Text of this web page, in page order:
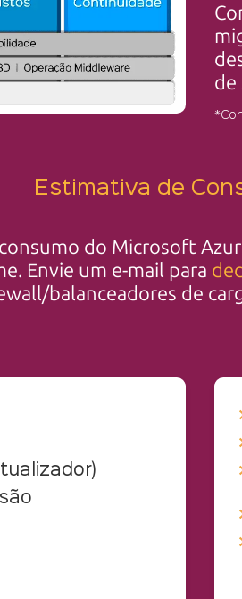
de
Estimativa de
do Microsoft
Envie um e-mail para
balanceadores de